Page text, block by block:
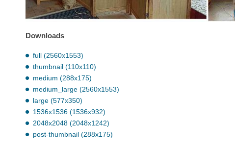
Downloads
full (2560x1553)
thumbnail (110x110)
medium (288x175)
medium_large (2560x1553)
large (577x350)
1536x1536 (1536x932)
2048x2048 (2048x1242)
post-thumbnail (288x175)